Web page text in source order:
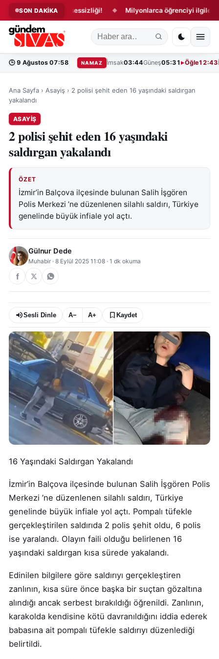
SON DAKİKA
tribün sessizliği! ◆ Milyonlarca öğrenciyi ilgilendiriyor!
🕒 9 Ağustos 07:58 NAMAZ İmsak03:44Güneş05:31 Öğle12:43
Ana Sayfa › Asayiş › 2 polisi şehit eden 16 yaşındaki saldırgan
yakalandı
ASAYIŞ
2 polisi şehit eden 16 yaşındaki
saldırgan yakalandı
ÖZET
İzmir’in Balçova ilçesinde bulunan Salih İşgören
Polis Merkezi ’ne düzenlenen silahlı saldırı, Türkiye
genelinde büyük infiale yol açtı.
Gülnur Dede
Muhabir · 8 Eylül 2025 11:08 · 1 dk okuma
Sesli Dinle A− A+ Kaydet
16 Yaşındaki Saldırgan Yakalandı
İzmir’in Balçova ilçesinde bulunan Salih İşgören Polis
Merkezi ’ne düzenlenen silahlı saldırı, Türkiye
genelinde büyük infiale yol açtı. Pompalı tüfekle
gerçekleştirilen saldırıda 2 polis şehit oldu, 6 polis
ise yaralandı. Olayın faili olduğu belirlenen 16
yaşındaki saldırgan kısa sürede yakalandı.
Edinilen bilgilere göre saldırıyı gerçekleştiren
zanlının, kısa süre önce başka bir suçtan gözaltına
alındığı ancak serbest bırakıldığı öğrenildi. Zanlının,
karakolda kendisine kötü davranıldığını iddia ederek
babasına ait pompalı tüfekle saldırıyı düzenlediği
belirtildi.